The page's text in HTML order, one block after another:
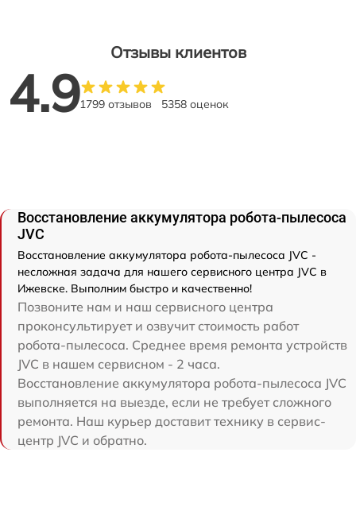
Отзывы клиентов
4.91799 отзывов 5358 оценок
Восстановление аккумулятора робота-пылесоса
JVC
Восстановление аккумулятора робота-пылесоса JVC -
несложная задача для нашего сервисного центра JVC в
Ижевске. Выполним быстро и качественно!
Позвоните нам и наш сервисного центра
проконсультирует и озвучит стоимость работ
робота-пылесоса. Среднее время ремонта устройств
JVC в нашем сервисном - 2 часа.
Восстановление аккумулятора робота-пылесоса JVC
выполняется на выезде, если не требует сложного
ремонта. Наш курьер доставит технику в сервис-
центр JVC и обратно.